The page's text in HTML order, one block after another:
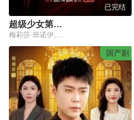
已完结
超级少女第四季
国产剧